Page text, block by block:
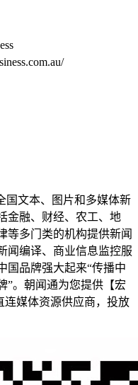
国文本、图片和多媒体新
金融、财经、农工、地
等多门类的机构提供新闻
闻编译、商业信息监控服
国品牌强大起来“传播中
”。朝闻通为您提供【宏
连媒体资源供应商，投放